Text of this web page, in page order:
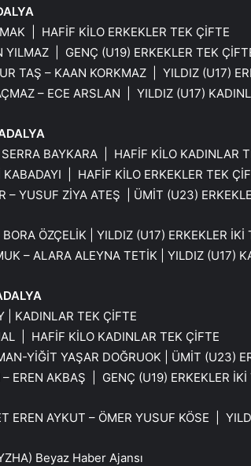
| HAFİF KİLO ERKEKLER TEK ÇİFTE
YILMAZ | GENÇ (U19) ERKEKLER TEK
TAŞ – KAAN KORKMAZ | YILDIZ (U17)
– ECE ARSLAN | YILDIZ (U17)
BAYKARA | HAFİF KİLO KADINLAR
KABADAYI | HAFİF KİLO ERKEKLER TEK
– YUSUF ZİYA ATEŞ | ÜMİT (U23)
ÖZÇELİK | YILDIZ (U17) ERKEKLER İKİ
– ALARA ALEYNA TETİK | YILDIZ (U17)
| KADINLAR TEK ÇİFTE
| HAFİF KİLO KADINLAR TEK ÇİFTE
YİĞİT YAŞAR DOĞRUOK | ÜMİT (U23)
– EREN AKBAŞ | GENÇ (U19) ERKEKLER İKİ
EREN AYKUT – ÖMER YUSUF KÖSE |
Beyaz Haber Ajansı